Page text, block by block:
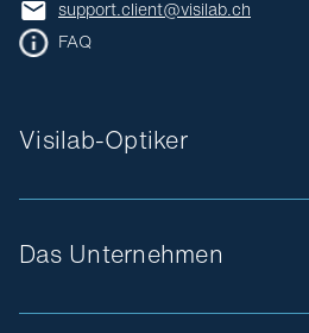
Das Unternehmen
Visilab-Optiker
support.client@visilab.ch
FAQ